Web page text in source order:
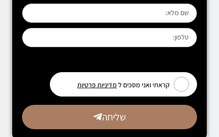
קראתי ואני מסכים ל מדיניות פרטיות
שליחה